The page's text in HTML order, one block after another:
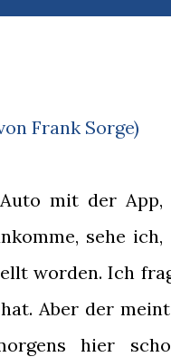
Frank Sorge)
mit der
sehe
worden. Ich
Aber der
hier